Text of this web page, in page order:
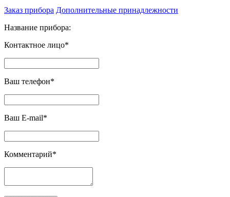
Заказ прибора Дополнительные принадлежности
Название прибора:
Контактное лицо*
Ваш телефон*
Ваш E-mail*
Комментарий*